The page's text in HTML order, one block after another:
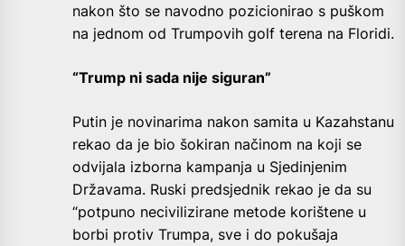
nakon što se navodno pozicionirao s puškom
na jednom od Trumpovih golf terena na Floridi.
“Trump ni sada nije siguran”
Putin je novinarima nakon samita u Kazahstanu
rekao da je bio šokiran načinom na koji se
odvijala izborna kampanja u Sjedinjenim
Državama. Ruski predsjednik rekao je da su
“potpuno necivilizirane metode korištene u
borbi protiv Trumpa, sve i do pokušaja